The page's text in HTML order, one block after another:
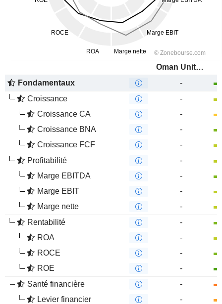
Oman United Insurance Company SAOG
Fondamentaux
-
Croissance
-
Croissance CA
-
Croissance BNA
-
Croissance FCF
-
Profitabilité
-
Marge EBITDA
-
Marge EBIT
-
Marge nette
-
Rentabilité
-
ROA
-
ROCE
-
ROE
-
Santé financière
-
Levier financier
-